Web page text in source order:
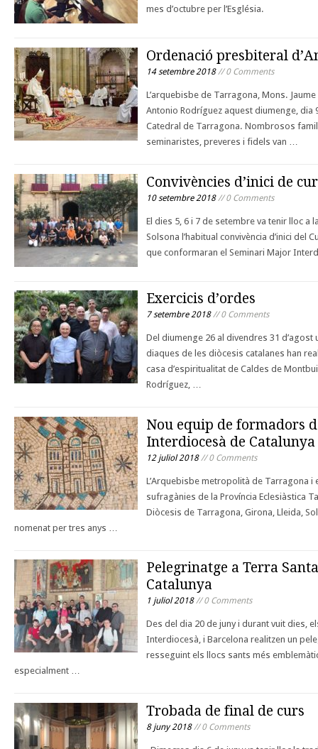
mes d’octubre per l’Església.
Ordenació presbiteral
14 setembre 2018// 0 Comments
L’arquebisbe de Tarragona, Mons.
Antonio Rodríguez aquest diumenge, dia
Catedral de Tarragona. Nombrosos
seminaristes, preveres i fidels van …
Convivències d’inici de
10 setembre 2018// 0 Comments
El dies 5, 6 i 7 de setembre va tenir lloc a
Solsona l’habitual convivència d’inici del
que conformaran el Seminari Major
Exercicis d’ordes
7 setembre 2018// 0 Comments
Del diumenge 26 al divendres 31
diaques de les diòcesis catalanes han
casa d’espiritualitat de Caldes de
Rodríguez, …
Nou equip de formadors
Interdiocesà de Catalunya
12 juliol 2018// 0 Comments
L’Arquebisbe metropolità de Tarragona i
sufragànies de la Província Eclesiàstica
Diòcesis de Tarragona, Girona, Lleida,
nomenat per tres anys …
Pelegrinatge a Terra
Catalunya
1 juliol 2018// 0 Comments
Des del dia 20 de juny i durant vuit dies,
Interdiocesà, i Barcelona realitzen un
resseguint els llocs sants més
especialment …
Trobada de final de curs
8 juny 2018// 0 Comments